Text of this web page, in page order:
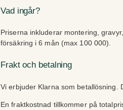
Vad ingår?
Priserna inkluderar montering,
försäkring i 6 mån (max 100 000).
Frakt och betalning
Vi erbjuder Klarna som betallösning.
En fraktkostnad tillkommer på